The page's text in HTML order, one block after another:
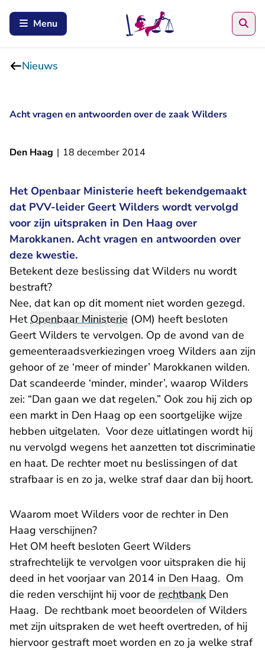
Menu
Nieuws
Acht vragen en antwoorden over de zaak Wilders
Den Haag | 18 december 2014
Het Openbaar Ministerie heeft bekendgemaakt
dat PVV-leider Geert Wilders wordt vervolgd
voor zijn uitspraken in Den Haag over
Marokkanen. Acht vragen en antwoorden over
deze kwestie.
Betekent deze beslissing dat Wilders nu wordt
bestraft?
Nee, dat kan op dit moment niet worden gezegd.
HetOpenbaar Ministerie (OM) heeft besloten
Geert Wilders te vervolgen. Op de avond van de
gemeenteraadsverkiezingen vroeg Wilders aan zijn
gehoor of ze ‘meer of minder’ Marokkanen wilden.
Dat scandeerde ‘minder, minder’, waarop Wilders
zei: “Dan gaan we dat regelen.” Ook zou hij zich op
een markt in Den Haag op een soortgelijke wijze
hebben uitgelaten. Voor deze uitlatingen wordt hij
nu vervolgd wegens het aanzetten tot discriminatie
en haat. De rechter moet nu beslissingen of dat
strafbaar is en zo ja, welke straf daar dan bij hoort.
Waarom moet Wilders voor de rechter in Den
Haag verschijnen?
Het OM heeft besloten Geert Wilders
strafrechtelijk te vervolgen voor uitspraken die hij
deed in het voorjaar van 2014 in Den Haag. Om
die reden verschijnt hij voor de rechtbank Den
Haag. De rechtbank moet beoordelen of Wilders
met zijn uitspraken de wet heeft overtreden, of hij
hiervoor gestraft moet worden en zo ja welke straf